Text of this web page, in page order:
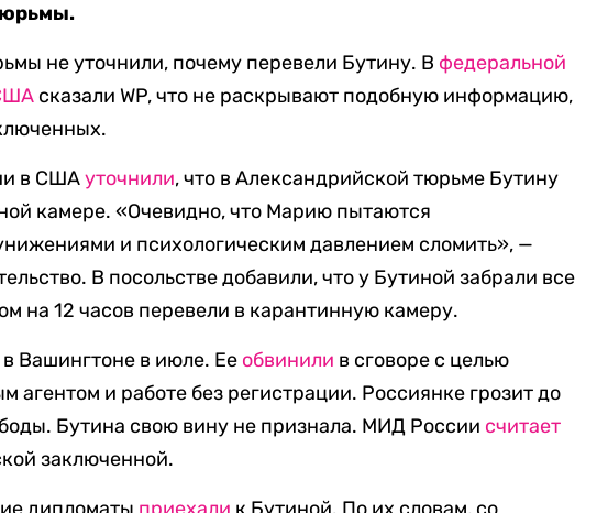
не уточнили, почему перевели Бутину. В федеральной
сказали WP, что не раскрывают подобную информацию,
в СШАуточнили, что в Александрийской тюрьме Бутину
камере. «Очевидно, что Марию пытаются
и психологическим давлением сломить», —
В посольстве добавили, что у Бутиной забрали все
на 12 часов перевели в карантинную камеру.
в Вашингтоне в июле. Ее обвинили в сговоре с целью
агентом и работе без регистрации. Россиянке грозит до
Бутина свою вину не признала. МИД России считает
заключенной.